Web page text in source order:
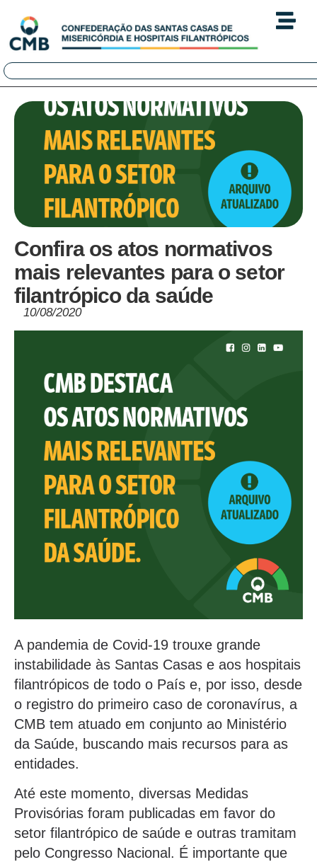
Confira os atos normativos
mais relevantes para o setor
filantrópico da saúde
10/08/2020
A pandemia de Covid-19 trouxe grande
instabilidade às Santas Casas e aos hospitais
filantrópicos de todo o País e, por isso, desde
o registro do primeiro caso de coronavírus, a
CMB tem atuado em conjunto ao Ministério
da Saúde, buscando mais recursos para as
entidades.
Até este momento, diversas Medidas
Provisórias foram publicadas em favor do
setor filantrópico de saúde e outras tramitam
pelo Congresso Nacional. É importante que